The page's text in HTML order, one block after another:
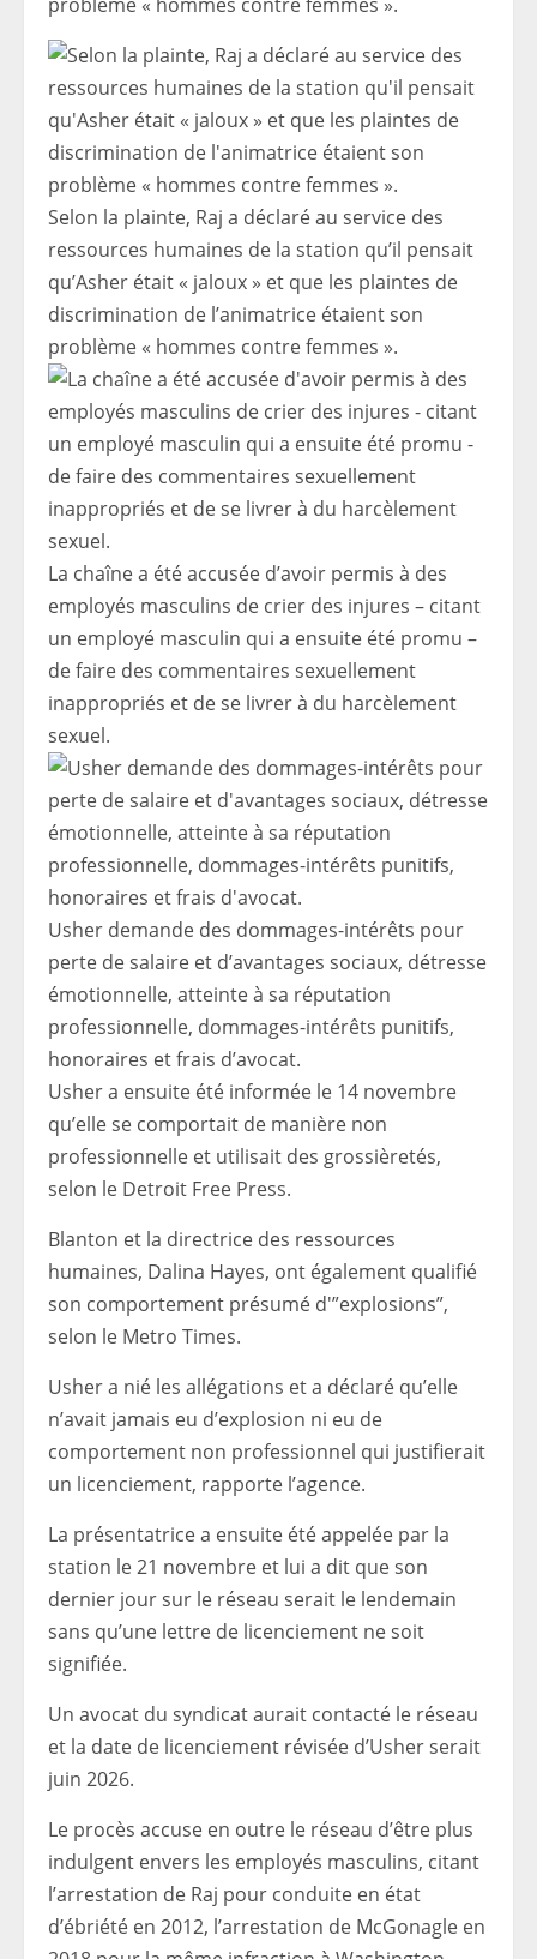
Selon la plainte, Raj a déclaré au service des
ressources humaines de la station qu’il pensait
qu’Asher était « jaloux » et que les plaintes de
discrimination de l’animatrice étaient son
problème « hommes contre femmes ».
La chaîne a été accusée d’avoir permis à des
employés masculins de crier des injures – citant
un employé masculin qui a ensuite été promu –
de faire des commentaires sexuellement
inappropriés et de se livrer à du harcèlement
sexuel.
Usher demande des dommages-intérêts pour
perte de salaire et d’avantages sociaux, détresse
émotionnelle, atteinte à sa réputation
professionnelle, dommages-intérêts punitifs,
honoraires et frais d’avocat.
Usher a ensuite été informée le 14 novembre
qu’elle se comportait de manière non
professionnelle et utilisait des grossièretés,
selon le Detroit Free Press.
Blanton et la directrice des ressources
humaines, Dalina Hayes, ont également qualifié
son comportement présumé d'”explosions”,
selon le Metro Times.
Usher a nié les allégations et a déclaré qu’elle
n’avait jamais eu d’explosion ni eu de
comportement non professionnel qui justifierait
un licenciement, rapporte l’agence.
La présentatrice a ensuite été appelée par la
station le 21 novembre et lui a dit que son
dernier jour sur le réseau serait le lendemain
sans qu’une lettre de licenciement ne soit
signifiée.
Un avocat du syndicat aurait contacté le réseau
et la date de licenciement révisée d’Usher serait
juin 2026.
Le procès accuse en outre le réseau d’être plus
indulgent envers les employés masculins, citant
l’arrestation de Raj pour conduite en état
d’ébriété en 2012, l’arrestation de McGonagle en